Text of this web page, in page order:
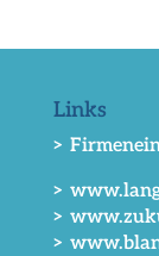
Links
>
>
>
>